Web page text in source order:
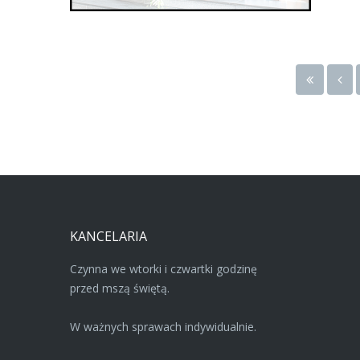
KANCELARIA
Czynna we wtorki i czwartki godzinę
przed mszą świętą.
W ważnych sprawach indywidualnie.